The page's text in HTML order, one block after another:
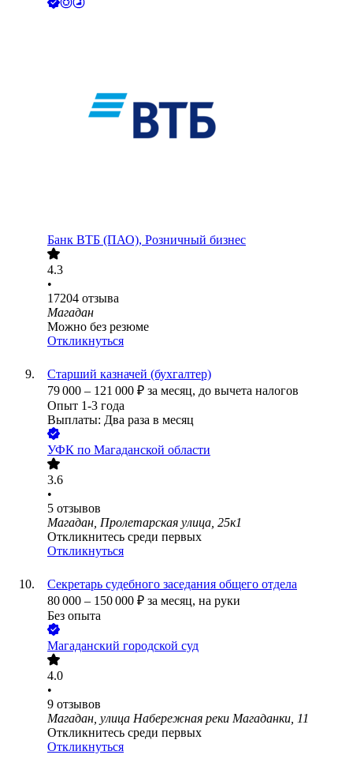
Банк ВТБ (ПАО), Розничный бизнес
4.3
•
17204 отзыва
Магадан
Можно без резюме
Откликнуться
Старший казначей (бухгалтер)
79 000 – 121 000 ₽ за месяц, до вычета налогов
Опыт 1-3 года
Выплаты: Два раза в месяц
УФК по Магаданской области
3.6
•
5 отзывов
Магадан, Пролетарская улица, 25к1
Откликнитесь среди первых
Откликнуться
Секретарь судебного заседания общего отдела
80 000 – 150 000 ₽ за месяц, на руки
Без опыта
Магаданский городской суд
4.0
•
9 отзывов
Магадан, улица Набережная реки Магаданки, 11
Откликнитесь среди первых
Откликнуться